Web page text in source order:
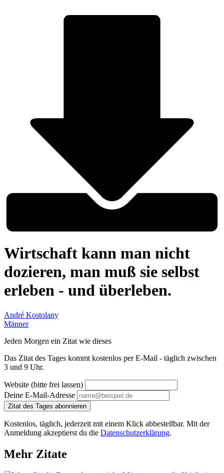
Wirtschaft kann man nicht
dozieren, man muß sie selbst
erleben - und überleben.
André Kostolany
Männer
Jeden Morgen ein Zitat wie dieses
Das Zitat des Tages kommt kostenlos per E-Mail - täglich zwischen
3 und 9 Uhr.
Website (bitte frei lassen)
Deine E-Mail-Adresse
Zitat des Tages abonnieren
Kostenlos, täglich, jederzeit mit einem Klick abbestellbar. Mit der
Anmeldung akzeptierst du die Datenschutzerklärung.
Mehr Zitate